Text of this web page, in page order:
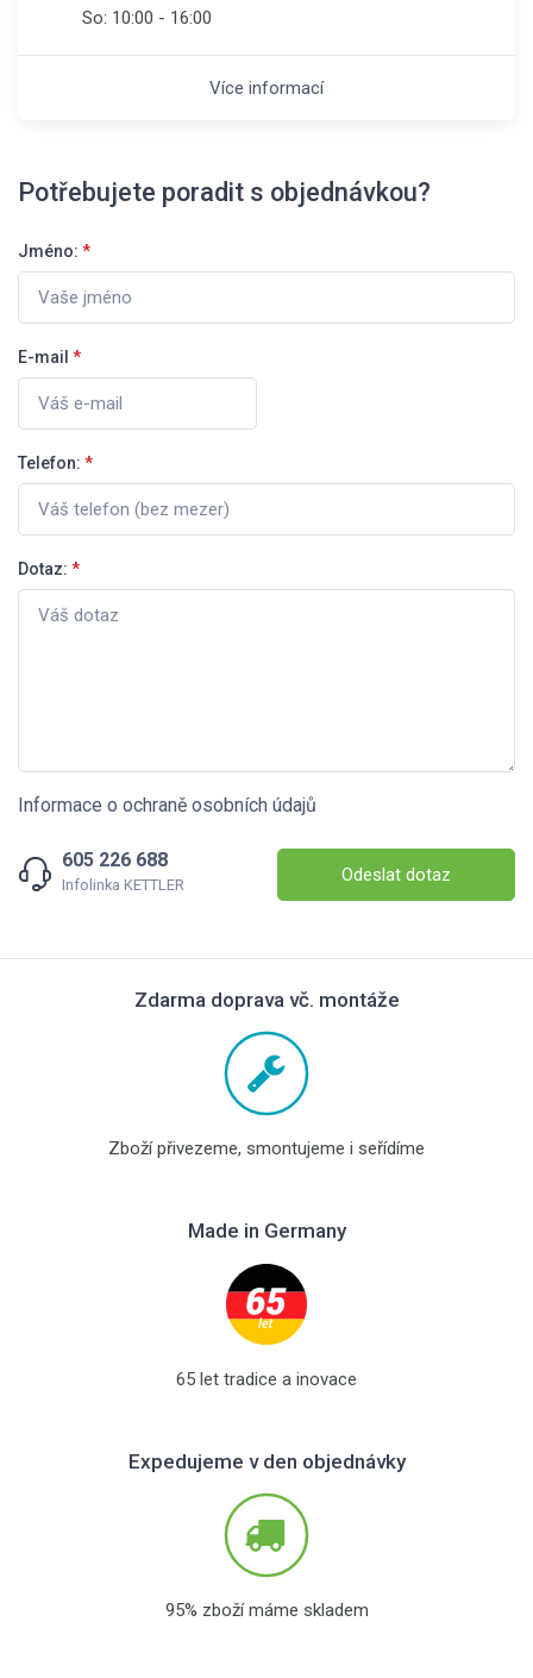
So: 10:00 - 16:00
Více informací
Potřebujete poradit s objednávkou?
Jméno: *
E-mail *
Telefon: *
Dotaz: *
Informace o ochraně osobních údajů
605 226 688
Infolinka KETTLER Odeslat dotaz
Zdarma doprava vč. montáže
Zboží přivezeme, smontujeme i seřídíme
Made in Germany
65 let tradice a inovace
Expedujeme v den objednávky
95% zboží máme skladem